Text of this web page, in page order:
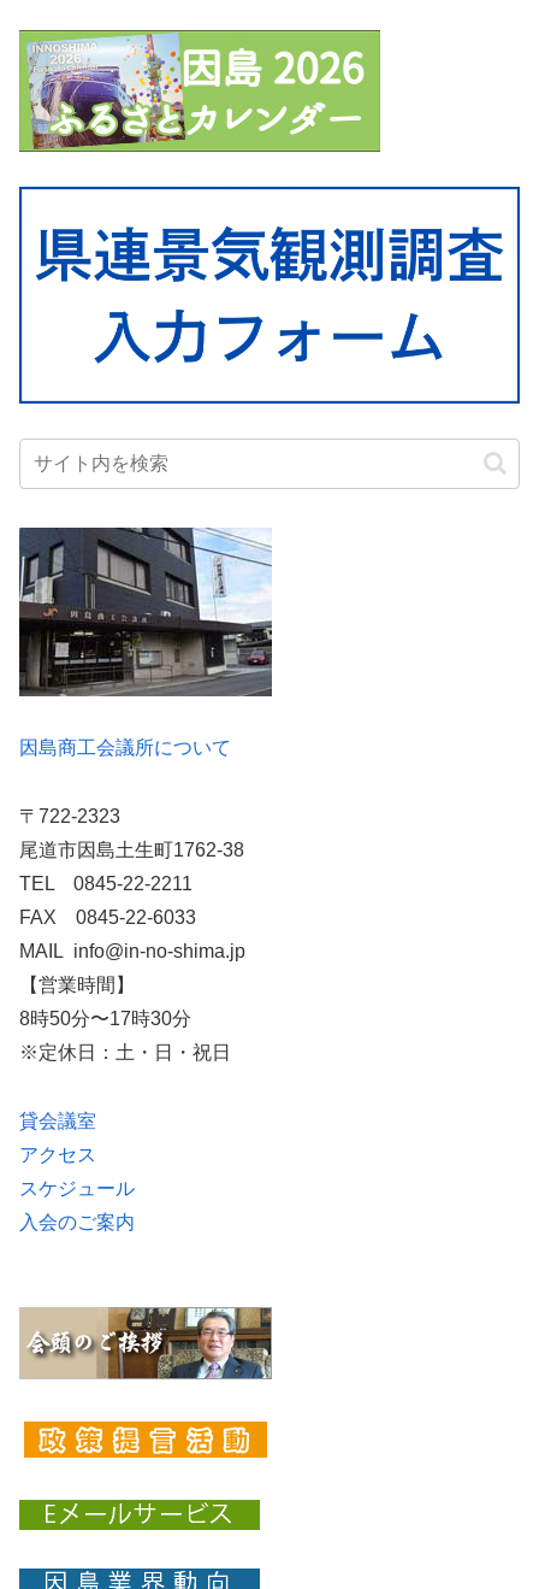
因島商工会議所について
〒722-2323
尾道市因島土生町1762-38
TEL 0845-22-2211
FAX 0845-22-6033
MAIL info@in-no-shima.jp
【営業時間】
8時50分〜17時30分
※定休日：土・日・祝日
貸会議室
アクセス
スケジュール
入会のご案内